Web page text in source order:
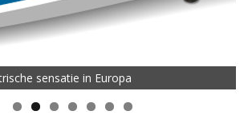
sensatie in Europa